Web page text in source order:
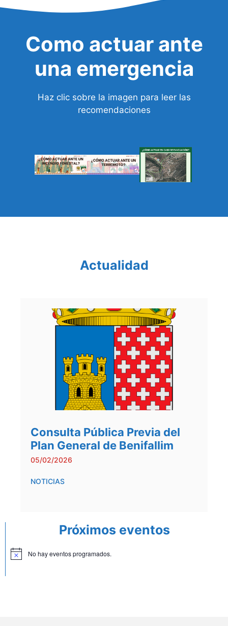
Como actuar ante
una emergencia
Haz clic sobre la imagen para leer las
recomendaciones
Actualidad
Consulta Pública Previa del
Plan General de Benifallim
05/02/2026
NOTICIAS
Próximos eventos
No hay eventos programados.